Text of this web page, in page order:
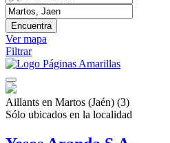
Encuentra
Ver mapa
Filtrar
Aillants en Martos (Jaén) (3)
Sólo ubicados en la localidad